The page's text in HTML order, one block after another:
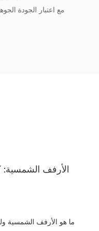
مع اعتبار الجودة
دليل المبتدئين
ما هو ملف الألومنيوم ولماذا